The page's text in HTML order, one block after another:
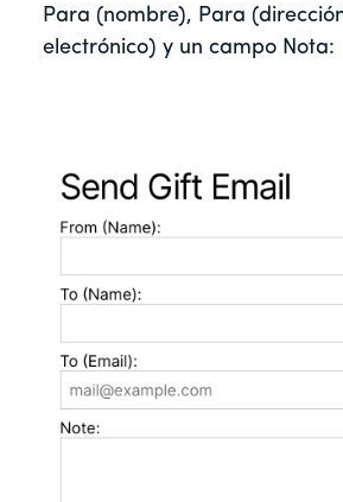
Para (nombre), Para
electrónico) y un campo Nota: